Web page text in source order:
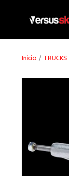
Inicio / TRUCKS